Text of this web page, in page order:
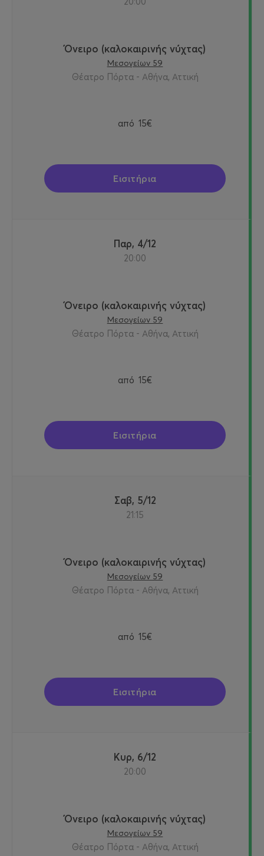
Όνειρο (καλοκαιρινής νύχτας)
Μεσογείων 59
Θέατρο Πόρτα - Αθήνα, Αττική
από 15€
Εισιτήρια
Παρ, 4/12
20:00
Όνειρο (καλοκαιρινής νύχτας)
Μεσογείων 59
Θέατρο Πόρτα - Αθήνα, Αττική
από 15€
Εισιτήρια
Σαβ, 5/12
21:15
Όνειρο (καλοκαιρινής νύχτας)
Μεσογείων 59
Θέατρο Πόρτα - Αθήνα, Αττική
από 15€
Εισιτήρια
Κυρ, 6/12
20:00
Όνειρο (καλοκαιρινής νύχτας)
Μεσογείων 59
Θέατρο Πόρτα - Αθήνα, Αττική